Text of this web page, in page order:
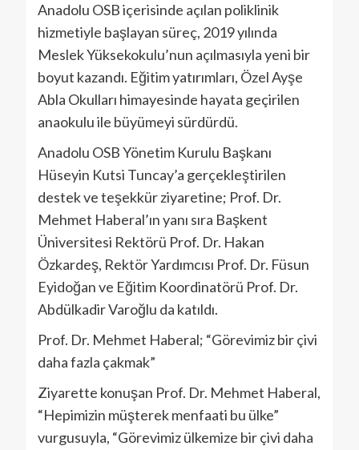
Anadolu OSB içerisinde açılan poliklinik
hizmetiyle başlayan süreç, 2019 yılında
Meslek Yüksekokulu’nun açılmasıyla yeni bir
boyut kazandı. Eğitim yatırımları, Özel Ayşe
Abla Okulları himayesinde hayata geçirilen
anaokulu ile büyümeyi sürdürdü.
Anadolu OSB Yönetim Kurulu Başkanı
Hüseyin Kutsi Tuncay’a gerçekleştirilen
destek ve teşekkür ziyaretine; Prof. Dr.
Mehmet Haberal’ın yanı sıra Başkent
Üniversitesi Rektörü Prof. Dr. Hakan
Özkardeş, Rektör Yardımcısı Prof. Dr. Füsun
Eyidoğan ve Eğitim Koordinatörü Prof. Dr.
Abdülkadir Varoğlu da katıldı.
Prof. Dr. Mehmet Haberal; “Görevimiz bir çivi
daha fazla çakmak”
Ziyarette konuşan Prof. Dr. Mehmet Haberal,
“Hepimizin müşterek menfaati bu ülke”
vurgusuyla, “Görevimiz ülkemize bir çivi daha